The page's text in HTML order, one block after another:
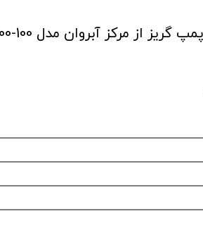
از مرکز آبروان مدل 100-400